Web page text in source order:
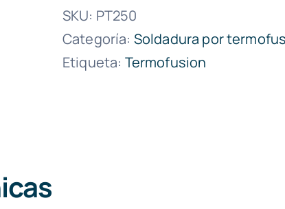
SKU: PT250
Categoría: Soldadura por
Etiqueta: Termofusion